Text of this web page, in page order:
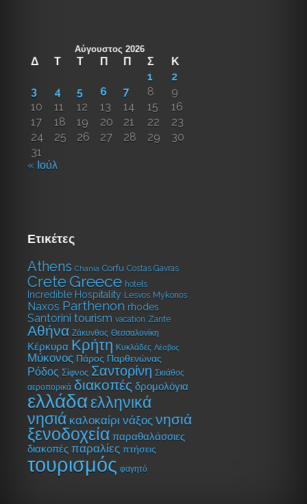
Αύγουστος 2026
Δ Τ Τ Π Π Σ
Κ
1
2
3
4 5 6 7 8
9
10
11 12 13 14 15
16
17
18 19 20 21 22
23
24
25 26 27 28 29
30
31
« Ιούλ
Ετικέτες
Athens Chania Corfu Costas Gavras
Crete Greece hotels
Incredible Hospitality Lesvos Mykonos
Naxos Parthenon rhodes
Santorini tourism vacation Zante
Αθήνα Ζάκυνθος Θεσσαλονίκη
Κέρκυρα Κρήτη Κυκλάδες Λέσβος
Μύκονος Πάρος Παρθενώνας
Ρόδος Σίφνος Σαντορίνη Σκιάθος
αεροπορικά διακοπές δρομολόγια
ελλάδαελληνικά
νησιά καλοκαίρι νάξος νησιά
ξενοδοχεία παραθαλάσσιες
διακοπές παραλίες πτήσεις
τουρισμός φαγητό